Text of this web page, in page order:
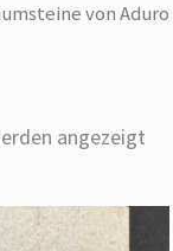
von Aduro
angezeigt